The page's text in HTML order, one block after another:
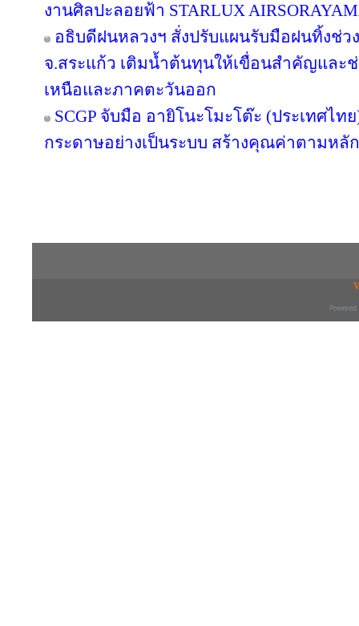
งานศิลปะลอยฟ้า STARLUX
อธิบดีฝนหลวงฯ สั่งปรับแผนรับมือฝนทิ้งช่ว
จ.สระแก้ว เติมน้ำต้นทุนให้เขื่อนสำคัญและ
เหนือและภาคตะวันออก
SCGP จับมือ อายิโนะโมะโต๊ะ (ประเทศไท
กระดาษอย่างเป็นระบบ สร้างคุณค่าตามหลั